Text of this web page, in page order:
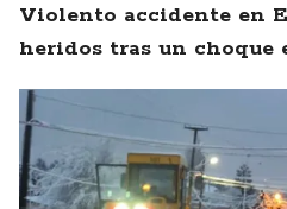
Violento accidente en
heridos tras un choque